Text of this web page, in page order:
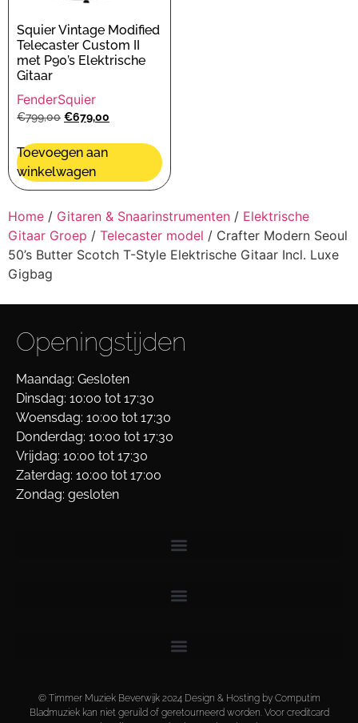
Squier Vintage Modified
Telecaster Custom II
met P90’s Elektrische
Gitaar
FenderSquier
€799,00 €679,00
Toevoegen aan
winkelwagen
Home / Gitaren & Snaarinstrumenten / Elektrische
Gitaar Groep / Telecaster model / Crafter Modern Seoul
50’s Butter Scotch T-Style Elektrische Gitaar Incl. Luxe
Gigbag
Openingstijden
Maandag: Gesloten
Dinsdag: 10:00 tot 17:30
Woensdag: 10:00 tot 17:30
Donderdag: 10:00 tot 17:30
Vrijdag: 10:00 tot 17:30
Zaterdag: 10:00 tot 17:00
Zondag: gesloten
© Timmer Muziek Beverwijk 2024 Design & Hosting by Computim
Bladmuziek kan niet geruild of geretourneerd worden. Voor creditcard